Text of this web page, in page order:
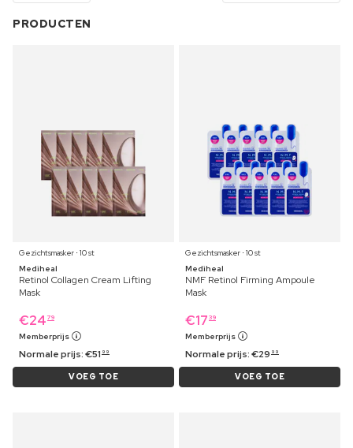
PRODUCTEN
Gezichtsmasker ⋅ 10 st
Mediheal
Retinol Collagen Cream Lifting
Mask
€24 79
Memberprijs
Normale prijs:€51 99
VOEG TOE
Gezichtsmasker ⋅ 10 st
Mediheal
NMF Retinol Firming Ampoule
Mask
€17 39
Memberprijs
Normale prijs:€29 99
VOEG TOE